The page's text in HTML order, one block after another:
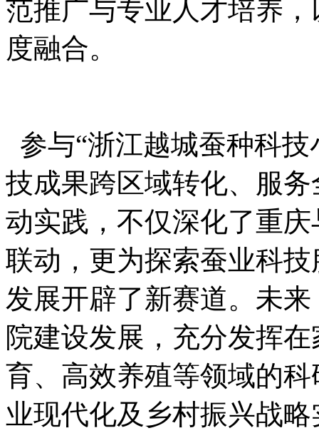
范推广与专业人才培养
度融合。
参与“浙江越城蚕种科
技成果跨区域转化、服
动实践，不仅深化了重
联动，更为探索蚕业科
发展开辟了新赛道。未
院建设发展，充分发挥
育、高效养殖等领域的
业现代化及乡村振兴战